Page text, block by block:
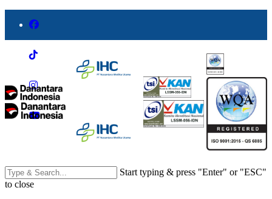
Start typing & press "Enter" or "ESC"
to close